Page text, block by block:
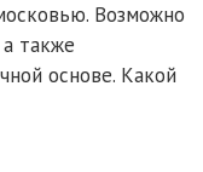
Возможно
также
основе. Какой